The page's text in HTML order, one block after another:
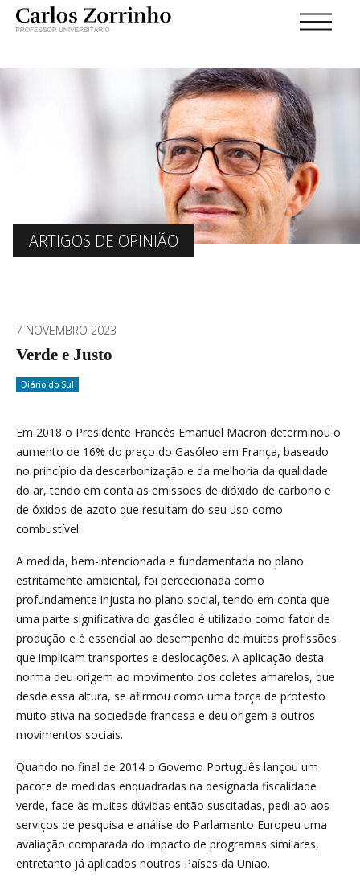
ARTIGOS DE OPINIÃO
7 NOVEMBRO 2023
Verde e Justo
Diário do Sul
Em 2018 o Presidente Francês Emanuel Macron determinou o
aumento de 16% do preço do Gasóleo em França, baseado
no princípio da descarbonização e da melhoria da qualidade
do ar, tendo em conta as emissões de dióxido de carbono e
de óxidos de azoto que resultam do seu uso como
combustível.
A medida, bem-intencionada e fundamentada no plano
estritamente ambiental, foi percecionada como
profundamente injusta no plano social, tendo em conta que
uma parte significativa do gasóleo é utilizado como fator de
produção e é essencial ao desempenho de muitas profissões
que implicam transportes e deslocações. A aplicação desta
norma deu origem ao movimento dos coletes amarelos, que
desde essa altura, se afirmou como uma força de protesto
muito ativa na sociedade francesa e deu origem a outros
movimentos sociais.
Quando no final de 2014 o Governo Português lançou um
pacote de medidas enquadradas na designada fiscalidade
verde, face às muitas dúvidas então suscitadas, pedi ao aos
serviços de pesquisa e análise do Parlamento Europeu uma
avaliação comparada do impacto de programas similares,
entretanto já aplicados noutros Países da União.